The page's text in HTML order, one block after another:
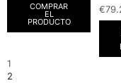
COMPRAR
EL
PRODUCTO
€
1
2